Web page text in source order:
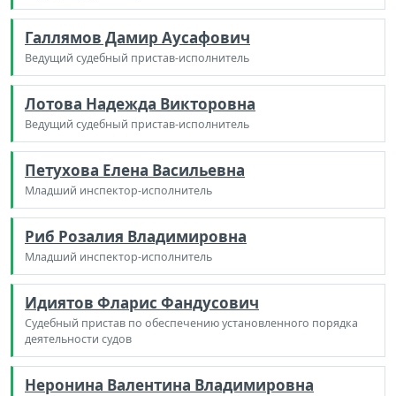
Галлямов Дамир Аусафович
Ведущий судебный пристав-исполнитель
Лотова Надежда Викторовна
Ведущий судебный пристав-исполнитель
Петухова Елена Васильевна
Младший инспектор-исполнитель
Риб Розалия Владимировна
Младший инспектор-исполнитель
Идиятов Фларис Фандусович
Судебный пристав по обеспечению установленного порядка
деятельности судов
Неронина Валентина Владимировна